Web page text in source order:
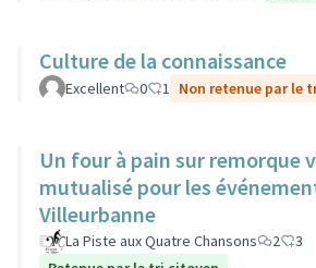
Culture de la connaissance
Excellent 0 1 Non retenue par le
Un four à pain sur remorque
mutualisé pour les
Villeurbanne
La Piste aux Quatre Chansons 2
3